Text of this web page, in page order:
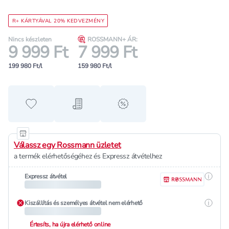
R+ KÁRTYÁVAL 20% KEDVEZMÉNY
Nincs készleten
9 999 Ft
199 980 Ft/l
ROSSMANN+ ÁR:
7 999 Ft
159 980 Ft/l
Hozzáadás a kedvencekhez
Hozzáadás a bevásárló listához
alert when on sale
Válassz egy Rossmann üzletet
a termék elérhetőségéhez és Expressz átvételhez
Expressz átvétel
Kiszállítás és személyes átvétel nem elérhető
Értesíts, ha újra elérhető online